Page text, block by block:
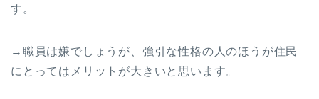
す。
→職員は嫌でしょうが、強引な性格の人のほうが住民
にとってはメリットが大きいと思います。